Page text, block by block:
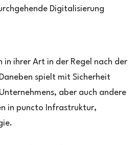
Digitalisierung
in ihrer Art in der Regel nach der
spielt mit Sicherheit
aber auch andere
in puncto Infrastruktur,